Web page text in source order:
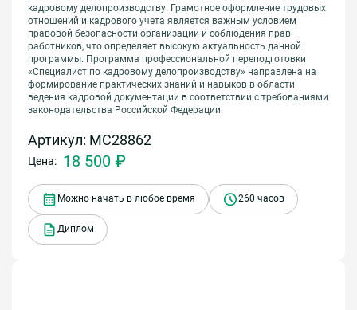
кадровому делопроизводству. Грамотное оформление трудовых
отношений и кадрового учета является важным условием
правовой безопасности организации и соблюдения прав
работников, что определяет высокую актуальность данной
программы. Программа профессиональной переподготовки
«Специалист по кадровому делопроизводству» направлена на
формирование практических знаний и навыков в области
ведения кадровой документации в соответствии с требованиями
законодательства Российской Федерации.
Артикул: МС28862
Цена: 18 500 ₽
Можно начать в любое время 260 часов
Диплом